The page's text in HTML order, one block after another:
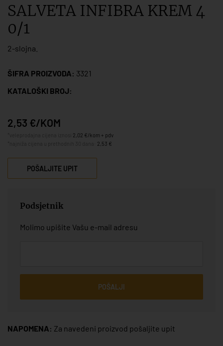
SALVETA INFIBRA KREM 4
0/1
2-slojna.
ŠIFRA PROIZVODA: 3321
KATALOŠKI BROJ:
2,53 €/KOM
2,02 €/kom + pdv
2,53 €
POŠALJITE UPIT
Podsjetnik
Molimo upišite Vašu e-mail adresu
POŠALJI
NAPOMENA: Za navedeni proizvod pošaljite upit